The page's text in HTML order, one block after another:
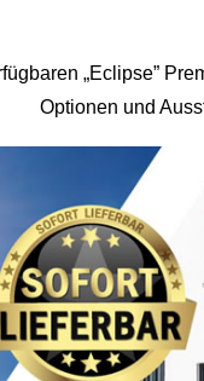
„Eclipse”
Optionen und